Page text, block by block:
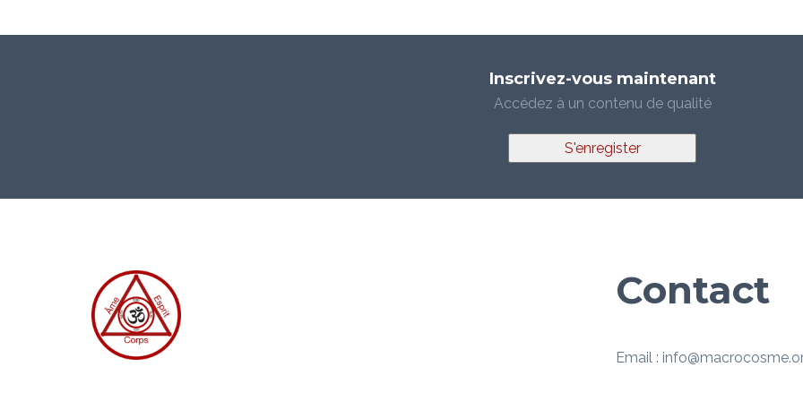
Inscrivez-vous maintenant
Accédez à un contenu de qualité
S'enregister
Contact
Email :